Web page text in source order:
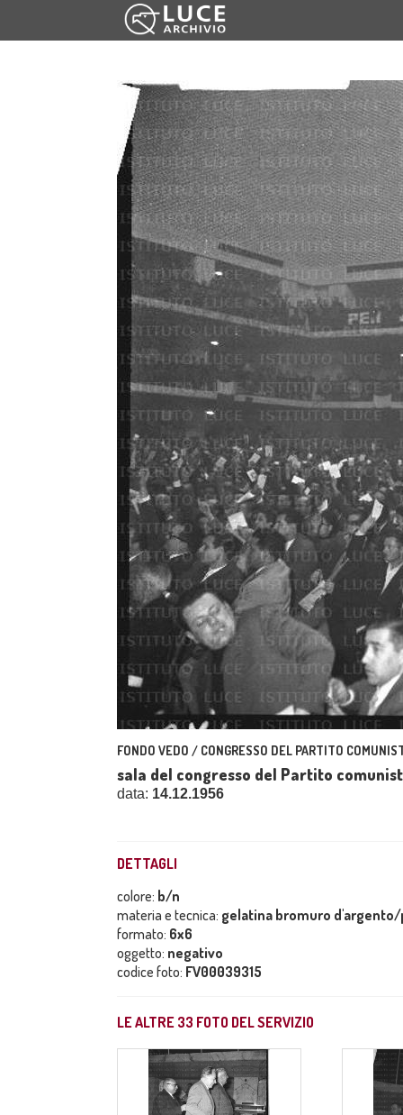
FONDO VEDO / CONGRESSO DEL PARTITO
sala del congresso del Partito
data: 14.12.1956
DETTAGLI
colore: b/n
materia e tecnica: gelatina bromuro
formato: 6x6
oggetto: negativo
codice foto: FV00039315
LE ALTRE 33 FOTO DEL SERVIZIO